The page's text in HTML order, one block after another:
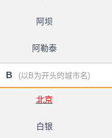
阿坝
阿勒泰
B (以B为开头的城市名)
北京
白银